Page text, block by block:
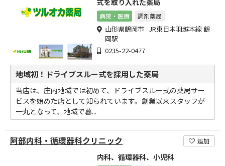
病院・医療 調剤薬局
山形県鶴岡市 JR東日本羽越本線 鶴
岡駅
0235-22-0477
地域初！ドライブスルー式を採用した薬局
当店は、庄内地域では初めて、ドライブスルー式の薬局サー
ビスを始めた店として知られています。創業以来スタッフが
一丸となって、地域で暮...
阿部内科・循環器科クリニック 追加
内科、循環器科、小児科